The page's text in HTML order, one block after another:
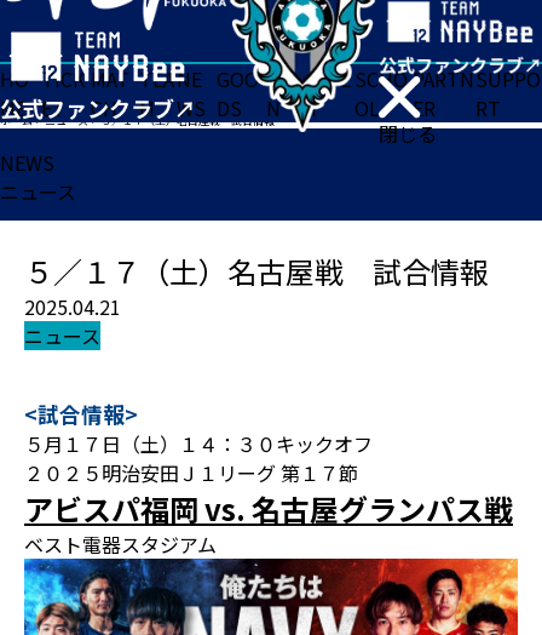
閉じる
HO
ME
TICK
ET
MAT
CH
TEA
M
NE
WS
GOO
DS
FA
N
ACADE
MY
SCHO
OL
PARTN
ER
SUPPO
RT
ホーム>ニュース>５／１７（土）名古屋戦 試合情報
NEWS
ニュース
５／１７（土）名古屋戦 試合情報
2025.04.21
ニュース
<試合情報>
５月１７日（土）１４：３０キックオフ
２０２５明治安田Ｊ１リーグ 第１７節
アビスパ福岡 vs. 名古屋グランパス戦
ベスト電器スタジアム